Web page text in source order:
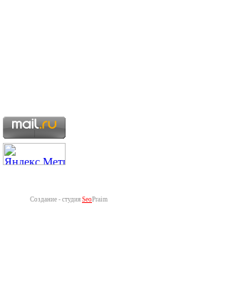
Создание - студия SeoPraim